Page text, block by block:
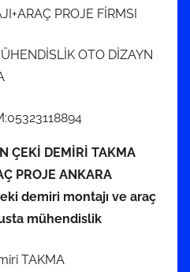
PROJE FİRMSI
OTO DİZAYN
ÇEKİ DEMİRİ TAKMA
PROJE ANKARA
demiri montajı ve araç
mühendislik
TAKMA